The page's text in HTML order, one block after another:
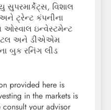
વિશાલ
અને ટ્રેન્ટ કંપનીના
ઓસ્વાલ ઇન્વેસ્ટમેન્ટ
અને ડીએએમ
બુક રનિંગ લીડ
provided here is
in the markets is
your advisor